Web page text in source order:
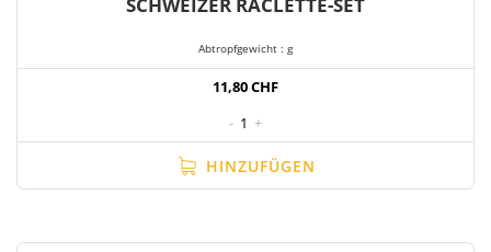
Abtropfgewicht : g
11,80 CHF
- 1 +
HINZUFÜGEN